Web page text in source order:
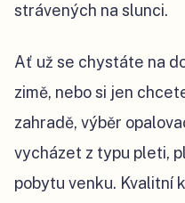
strávených na slunci.
Ať už se chystáte na
zimě, nebo si jen
zahradě, výběr
vycházet z typu pleti,
pobytu venku. Kvalitní